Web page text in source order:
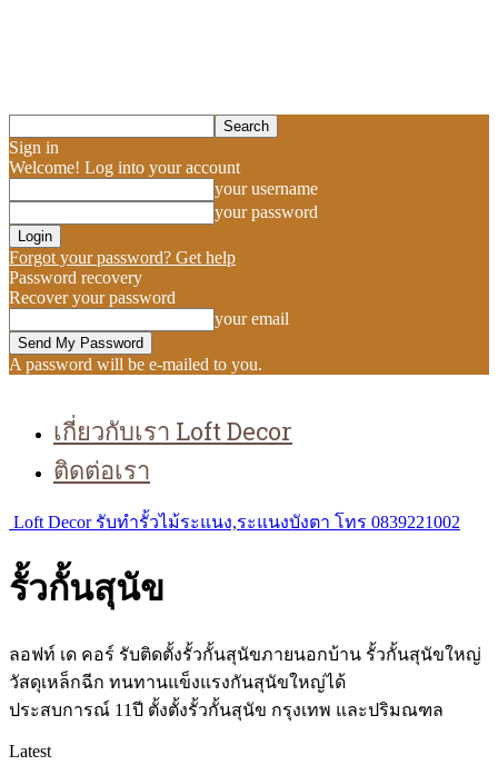
Sign in
Welcome! Log into your account
your username
your password
Forgot your password? Get help
Password recovery
Recover your password
your email
A password will be e-mailed to you.
เกี่ยวกับเรา Loft Decor
ติดต่อเรา
Loft Decor รับทำรั้วไม้ระแนง,ระแนงบังตา โทร 0839221002
รั้วกั้นสุนัข
ลอฟท์ เด คอร์ รับติดตั้งรั้วกั้นสุนัขภายนอกบ้าน รั้วกั้นสุนัขใหญ่
วัสดุเหล็กฉีก ทนทานแข็งแรงกันสุนัขใหญ่ได้
ประสบการณ์ 11ปี ตั้งตั้งรั้วกั้นสุนัข กรุงเทพ และปริมณฑล
Latest